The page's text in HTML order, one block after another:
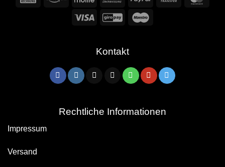
Visa GiroPay
Kontakt
Rechtliche Informationen
Impressum
Versand